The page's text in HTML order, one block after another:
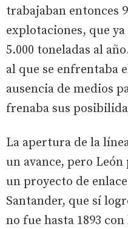
trabajaban entonces
explotaciones, que
5.000 toneladas al
al que se enfrentaba
ausencia de medios
frenaba sus
La apertura de la
un avance, pero
un proyecto de
Santander, que sí
no fue hasta 1893